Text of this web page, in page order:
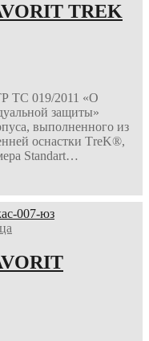
TREK
ТС 019/2011 «О
защиты»
выполненного из
оснастки ТreK®,
Standart…